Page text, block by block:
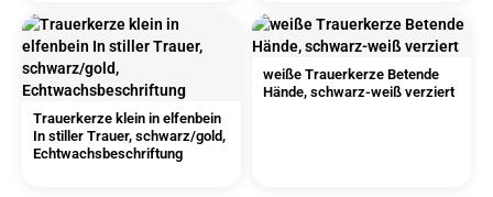
Trauerkerze klein in elfenbein
In stiller Trauer, schwarz/gold,
Echtwachsbeschriftung
weiße Trauerkerze Betende
Hände, schwarz-weiß verziert